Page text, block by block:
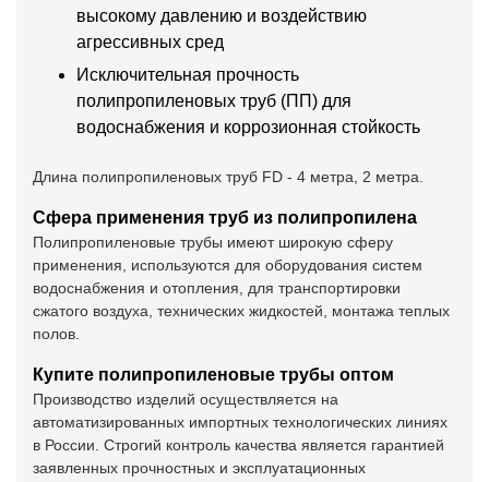
высокому давлению и воздействию
агрессивных сред
Исключительная прочность
полипропиленовых труб (ПП) для
водоснабжения и коррозионная стойкость
Длина полипропиленовых труб FD - 4 метра, 2 метра.
Сфера применения труб из полипропилена
Полипропиленовые трубы имеют широкую сферу
применения, используются для оборудования систем
водоснабжения и отопления, для транспортировки
сжатого воздуха, технических жидкостей, монтажа теплых
полов.
Купите полипропиленовые трубы оптом
Производство изделий осуществляется на
автоматизированных импортных технологических линиях
в России. Строгий контроль качества является гарантией
заявленных прочностных и эксплуатационных